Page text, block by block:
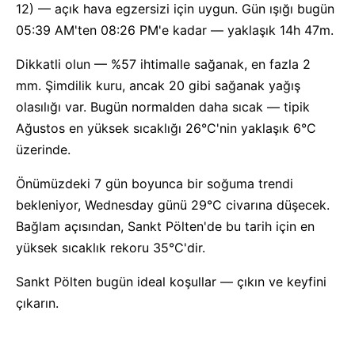
12) — açık hava egzersizi için uygun. Gün ışığı bugün
05:39 AM'ten 08:26 PM'e kadar — yaklaşık 14h 47m.
Dikkatli olun — %57 ihtimalle sağanak, en fazla 2
mm. Şimdilik kuru, ancak 20 gibi sağanak yağış
olasılığı var. Bugün normalden daha sıcak — tipik
Ağustos en yüksek sıcaklığı 26°C'nin yaklaşık 6°C
üzerinde.
Önümüzdeki 7 gün boyunca bir soğuma trendi
bekleniyor, Wednesday günü 29°C civarına düşecek.
Bağlam açısından, Sankt Pölten'de bu tarih için en
yüksek sıcaklık rekoru 35°C'dir.
Sankt Pölten bugün ideal koşullar — çıkın ve keyfini
çıkarın.